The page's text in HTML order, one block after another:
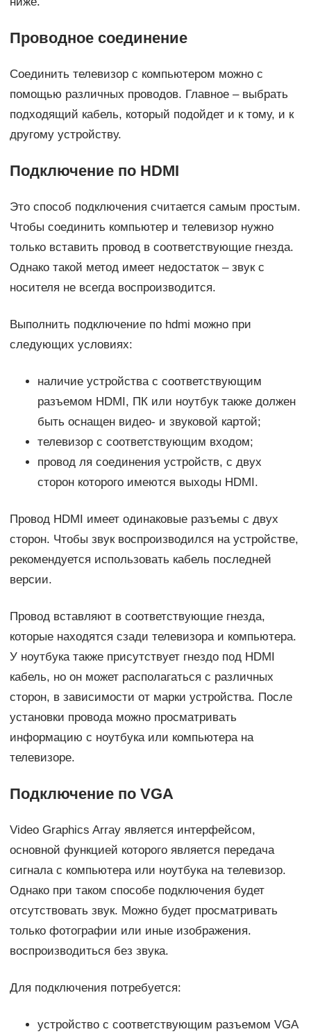
Проводное соединение
Соединить телевизор с компьютером можно с
помощью различных проводов. Главное – выбрать
подходящий кабель, который подойдет и к тому, и к
другому устройству.
Подключение по HDMI
Это способ подключения считается самым простым.
Чтобы соединить компьютер и телевизор нужно
только вставить провод в соответствующие гнезда.
Однако такой метод имеет недостаток – звук с
носителя не всегда воспроизводится.
Выполнить подключение по hdmi можно при
следующих условиях:
наличие устройства с соответствующим
разъемом HDMI, ПК или ноутбук также должен
быть оснащен видео- и звуковой картой;
телевизор с соответствующим входом;
провод ля соединения устройств, с двух
сторон которого имеются выходы HDMI.
Провод HDMI имеет одинаковые разъемы с двух
сторон. Чтобы звук воспроизводился на устройстве,
рекомендуется использовать кабель последней
версии.
Провод вставляют в соответствующие гнезда,
которые находятся сзади телевизора и компьютера.
У ноутбука также присутствует гнездо под HDMI
кабель, но он может располагаться с различных
сторон, в зависимости от марки устройства. После
установки провода можно просматривать
информацию с ноутбука или компьютера на
телевизоре.
Подключение по VGA
Video Graphics Array является интерфейсом,
основной функцией которого является передача
сигнала с компьютера или ноутбука на телевизор.
Однако при таком способе подключения будет
отсутствовать звук. Можно будет просматривать
только фотографии или иные изображения.
воспроизводиться без звука.
Для подключения потребуется:
устройство с соответствующим разъемом VGA